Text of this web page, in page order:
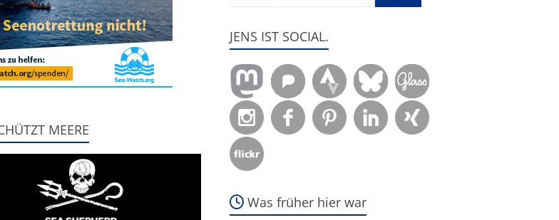
MEERE
JENS IST SOCIAL.
Was früher hier war